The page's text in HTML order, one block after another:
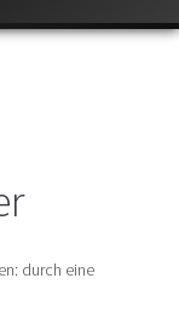
durch eine